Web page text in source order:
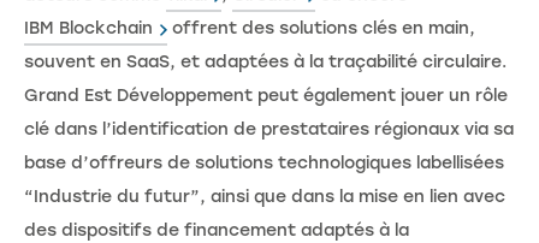
IBM Blockchain
offrent des solutions clés en main,
souvent en SaaS, et adaptées à la traçabilité circulaire.
Grand Est Développement peut également jouer un rôle
clé dans l’identification de prestataires régionaux via sa
base d’offreurs de solutions technologiques labellisées
“Industrie du futur”, ainsi que dans la mise en lien avec
des dispositifs de financement adaptés à la